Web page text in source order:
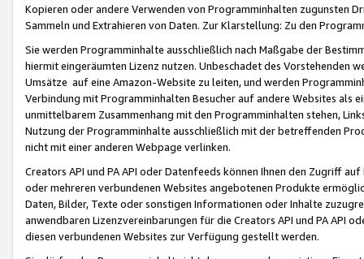
Kopieren oder andere Verwenden von Programminhalten zugunsten
Sammeln und Extrahieren von Daten. Zur Klarstellung: Zu den
Sie werden Programminhalte ausschließlich nach Maßgabe der
hiermit eingeräumten Lizenz nutzen. Unbeschadet des Vorstehenden
Umsätze auf eine Amazon-Website zu leiten, und werden
Verbindung mit Programminhalten Besucher auf andere Websites als
unmittelbarem Zusammenhang mit den Programminhalten stehen,
Nutzung der Programminhalte ausschließlich mit der betreffenden
nicht mit einer anderen Webpage verlinken.
Creators API und PA API oder Datenfeeds können Ihnen den Zugriff
oder mehreren verbundenen Websites angebotenen Produkte
Daten, Bilder, Texte oder sonstigen Informationen oder Inhalte
anwendbaren Lizenzvereinbarungen für die Creators API und PA API
diesen verbundenen Websites zur Verfügung gestellt werden.